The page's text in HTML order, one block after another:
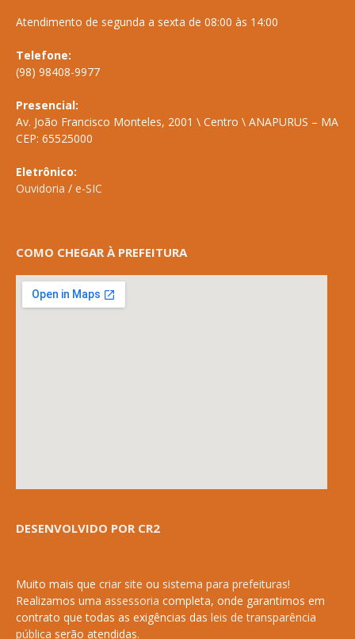
Atendimento de segunda a sexta de 08:00 às 14:00
Telefone:
(98) 98408-9977
Presencial:
Av. João Francisco Monteles, 2001 \ Centro \ ANAPURUS – MA
CEP: 65525000
Eletrônico:
Ouvidoria / e-SIC
COMO CHEGAR À PREFEITURA
DESENVOLVIDO POR CR2
Muito mais que criar site ou sistema para prefeituras!
Realizamos uma assessoria completa, onde garantimos em
contrato que todas as exigências das leis de transparência
pública serão atendidas.